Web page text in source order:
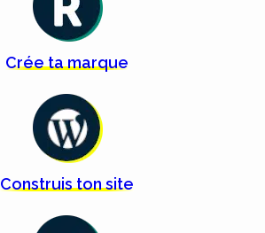
Créetamarque
Construis tonsite